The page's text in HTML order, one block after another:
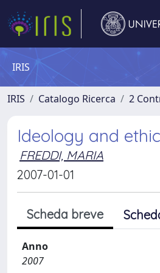
IRIS
IRIS Catalogo Ricerca 2
Ideology and
FREDDI, MARIA
2007-01-01
Scheda breve
Anno
2007